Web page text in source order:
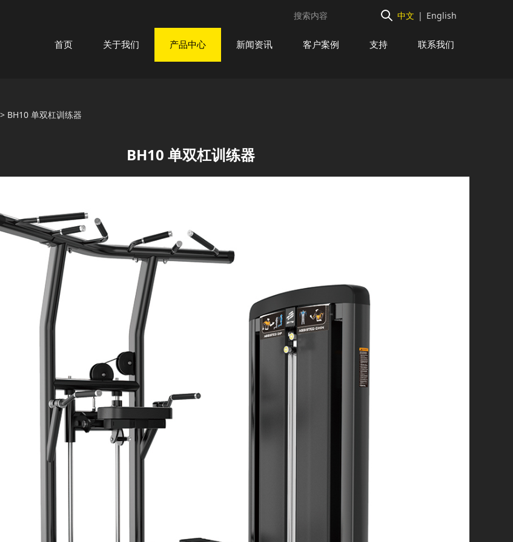
中文 | English
首页 关于我们 产品中心 新闻资讯 客户案例 支持 联系我们
杠训练器
> BH10 单双杠训练器
BH10 单双杠训练器